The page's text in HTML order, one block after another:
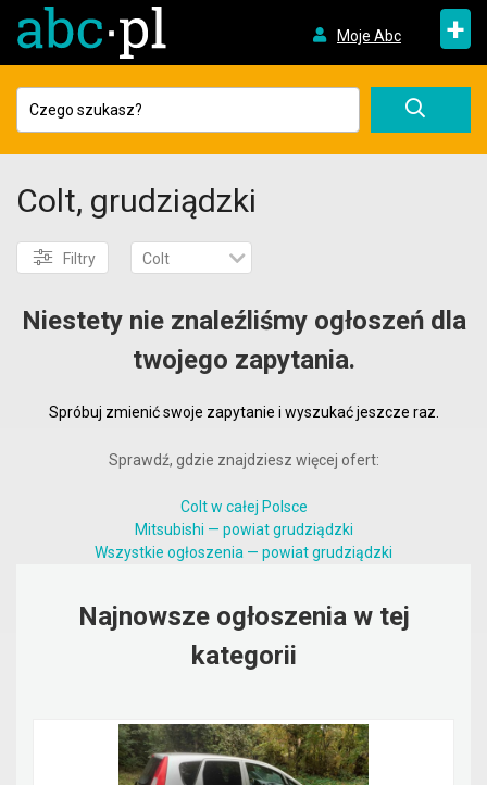
Moje Abc +
Colt, grudziądzki
Filtry Colt
Niestety nie znaleźliśmy ogłoszeń dla
twojego zapytania.
Spróbuj zmienić swoje zapytanie i wyszukać jeszcze raz.
Sprawdź, gdzie znajdziesz więcej ofert:
Colt w całej Polsce
Mitsubishi — powiat grudziądzki
Wszystkie ogłoszenia — powiat grudziądzki
Najnowsze ogłoszenia w tej
kategorii